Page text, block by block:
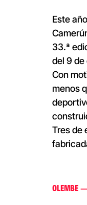
Este
33.ª
del 9 de
Con
menos
Tres de
OLEMBE